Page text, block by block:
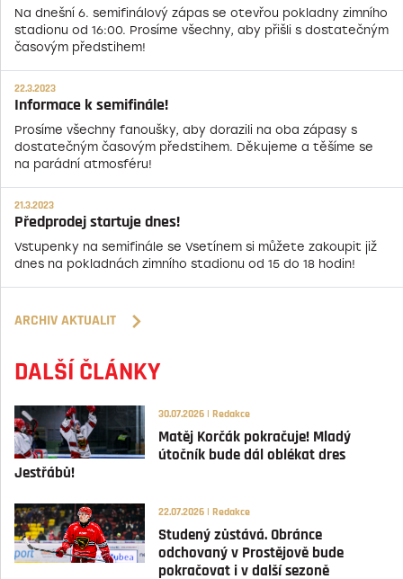
Na dnešní 6. semifinálový zápas se otevřou pokladny zimního
stadionu od 16:00. Prosíme všechny, aby přišli s dostatečným
časovým předstihem!
22.3.2023
Informace k semifinále!
Prosíme všechny fanoušky, aby dorazili na oba zápasy s
dostatečným časovým předstihem. Děkujeme a těšíme se
na parádní atmosféru!
21.3.2023
Předprodej startuje dnes!
Vstupenky na semifinále se Vsetínem si můžete zakoupit již
dnes na pokladnách zimního stadionu od 15 do 18 hodin!
ARCHIV AKTUALIT
DALŠÍ ČLÁNKY
30.07.2026 | Redakce
Matěj Korčák pokračuje! Mladý
útočník bude dál oblékat dres
Jestřábů!
22.07.2026 | Redakce
Studený zůstává. Obránce
odchovaný v Prostějově bude
pokračovat i v další sezoně